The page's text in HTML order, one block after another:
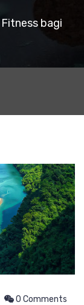
bagi
0 Comments